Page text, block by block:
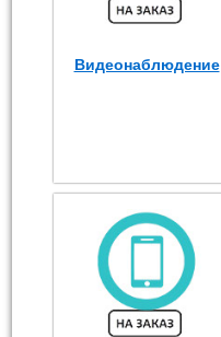
Видеонаблюдение